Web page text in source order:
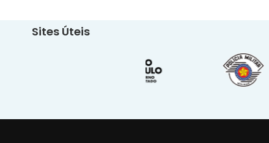
Sites Úteis